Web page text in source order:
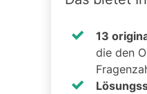
13
die den